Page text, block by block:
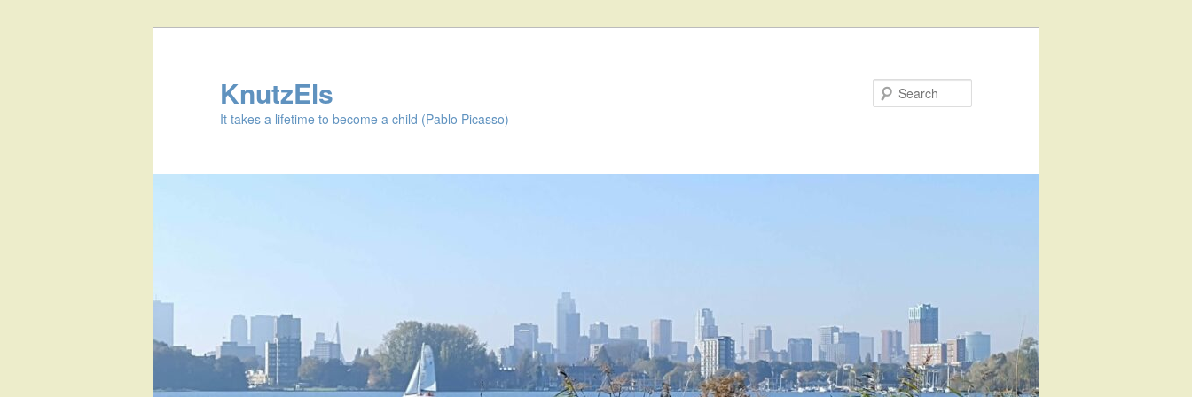
KnutzEls
It takes a lifetime to become a child (Pablo Picasso)